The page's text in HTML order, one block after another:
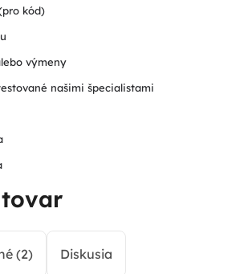
kód)
výmeny
našimi špecialistami
(2) Diskusia